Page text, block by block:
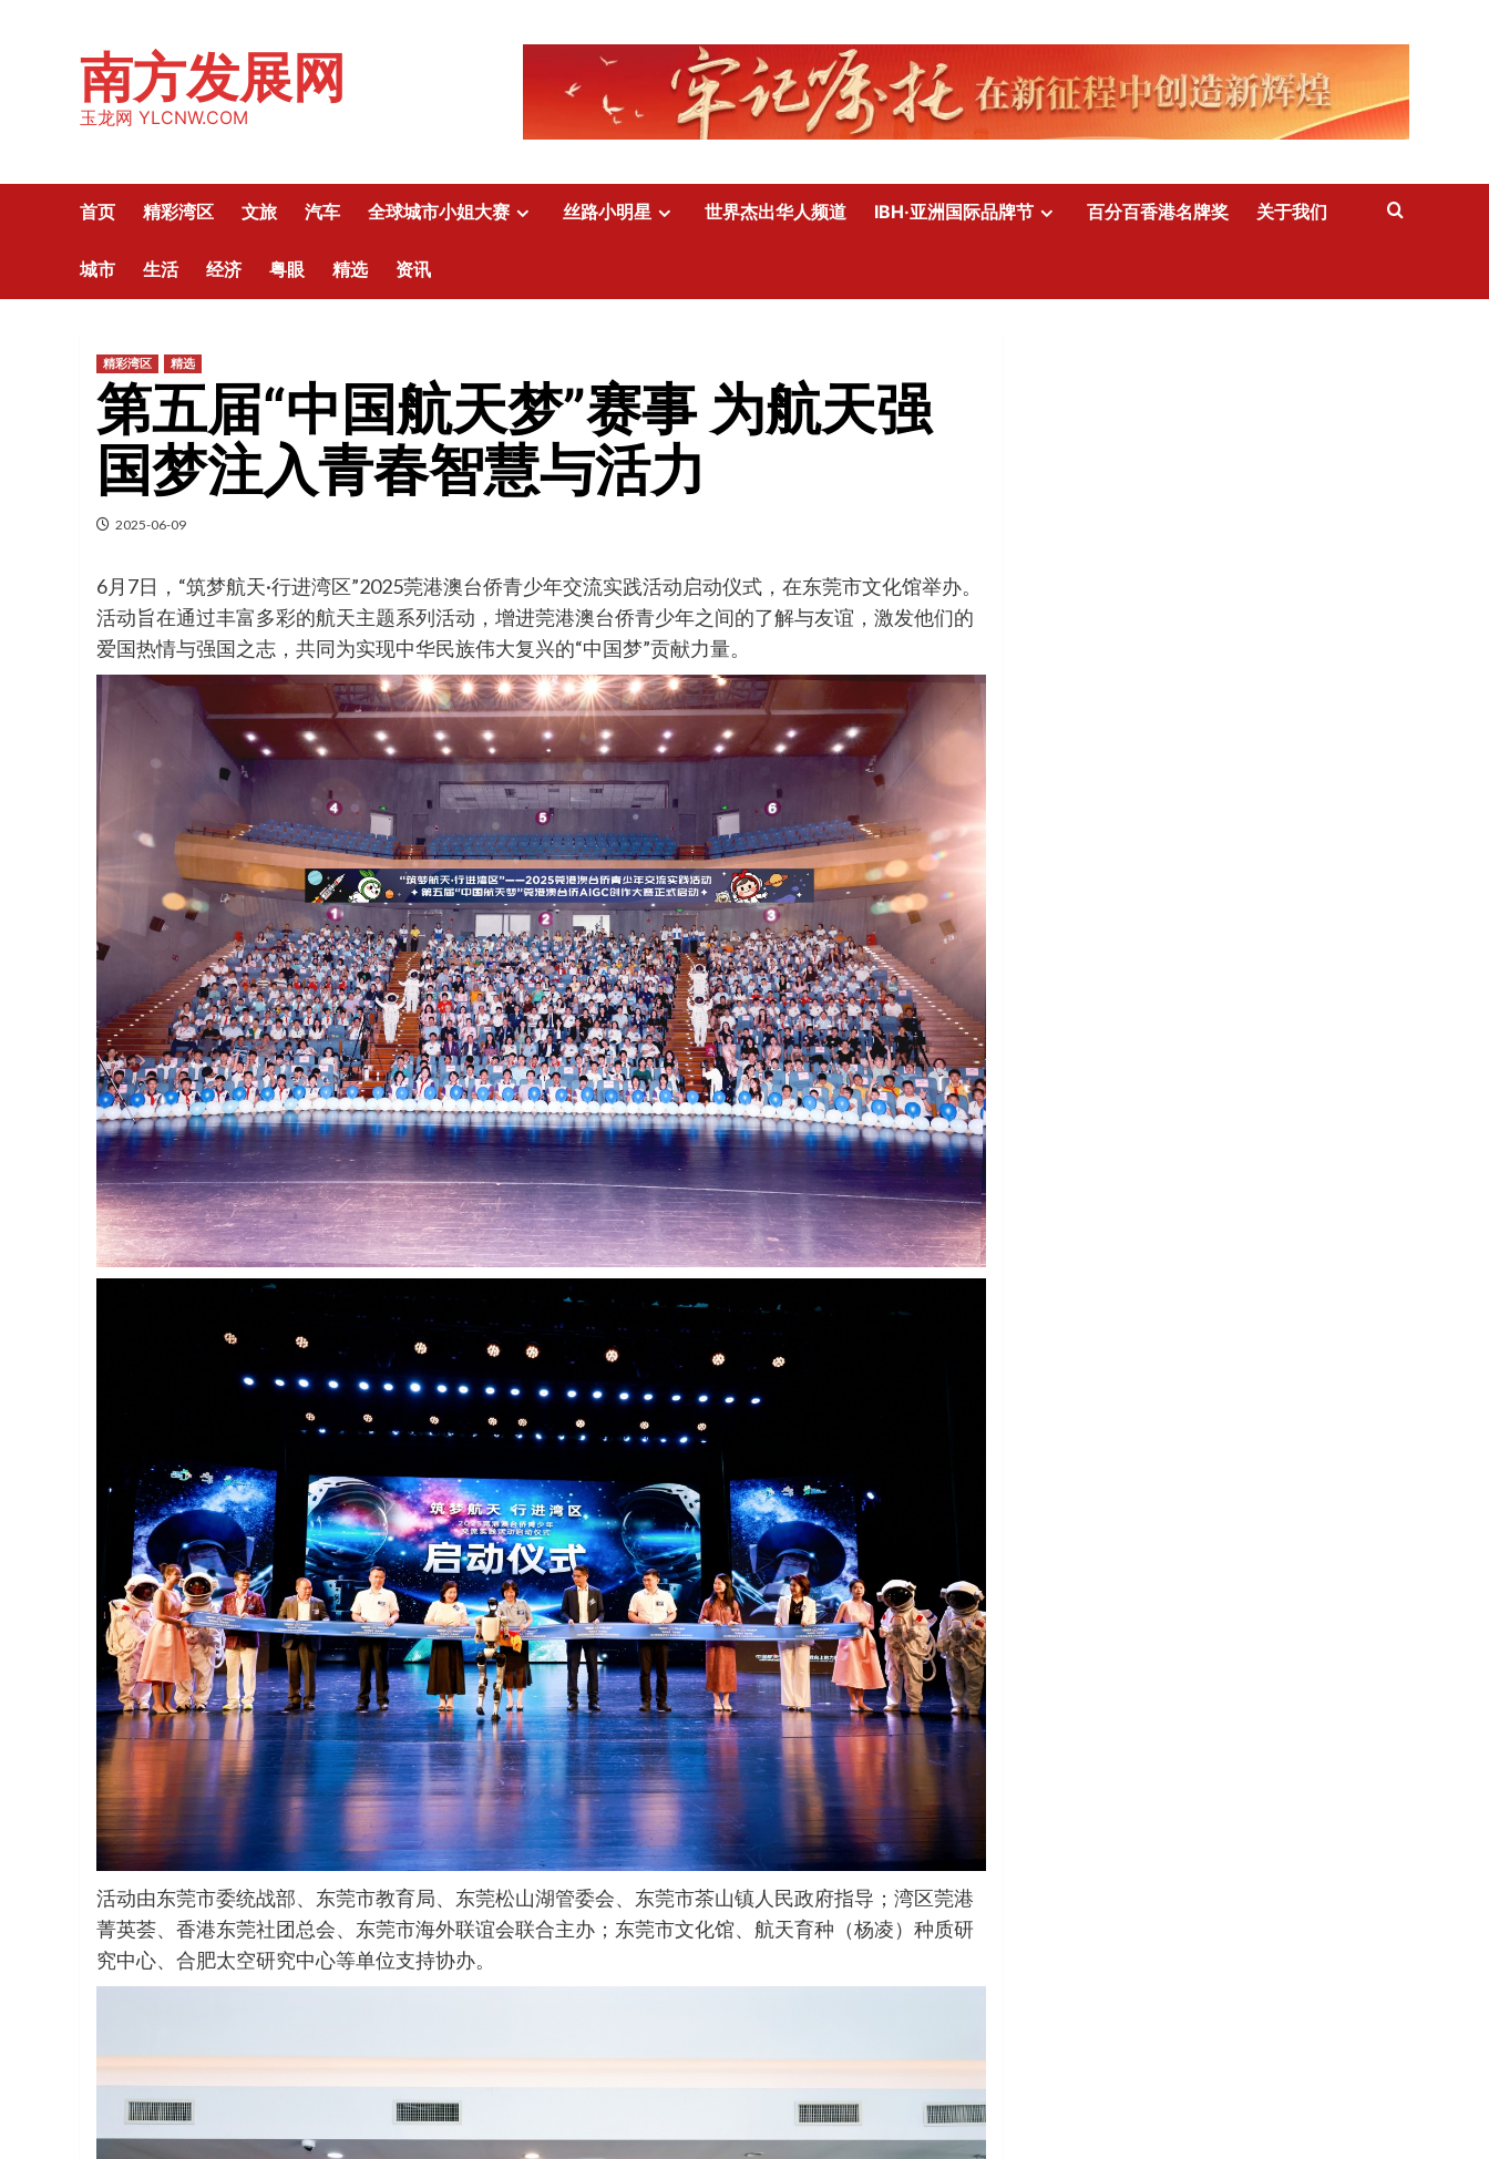
南方发展网
玉龙网 YLCNW.COM
首页 精彩湾区 文旅 汽车 全球城市小姐大赛 丝路小明星 世界杰出华人频道 IBH·亚洲国际品牌节 百分百香港名牌奖 关于我们
城市 生活 经济 粤眼 精选 资讯
精彩湾区 精选
第五届“中国航天梦”赛事 为航天强
国梦注入青春智慧与活力
2025-06-09
6月7日，“筑梦航天·行进湾区”2025莞港澳台侨青少年交流实践活动启动仪式，在东莞市文化馆举办。
活动旨在通过丰富多彩的航天主题系列活动，增进莞港澳台侨青少年之间的了解与友谊，激发他们的
爱国热情与强国之志，共同为实现中华民族伟大复兴的“中国梦”贡献力量。
活动由东莞市委统战部、东莞市教育局、东莞松山湖管委会、东莞市茶山镇人民政府指导；湾区莞港
菁英荟、香港东莞社团总会、东莞市海外联谊会联合主办；东莞市文化馆、航天育种（杨凌）种质研
究中心、合肥太空研究中心等单位支持协办。